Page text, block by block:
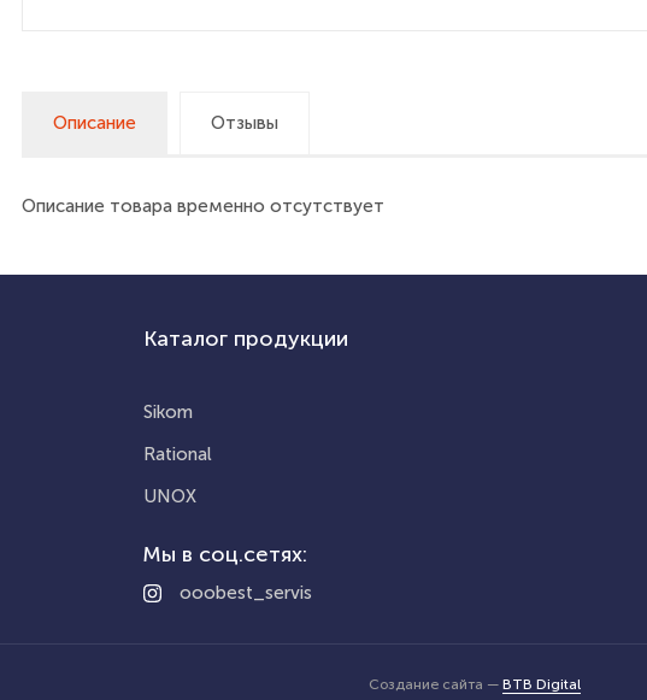
Описание Отзывы
Описание товара временно отсутствует
Каталог продукции
Sikom
Rational
UNOX
Мы в соц.сетях:
ooobest_servis
Создание сайта — BTB Digital